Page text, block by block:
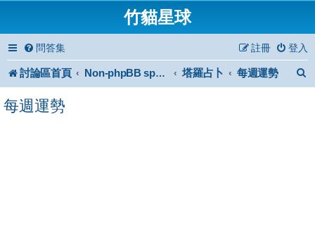
竹貓星球
問答集 登入
註冊
討論區首頁 Non-phpBB specific 塔羅占卜 每週運勢
每週運勢